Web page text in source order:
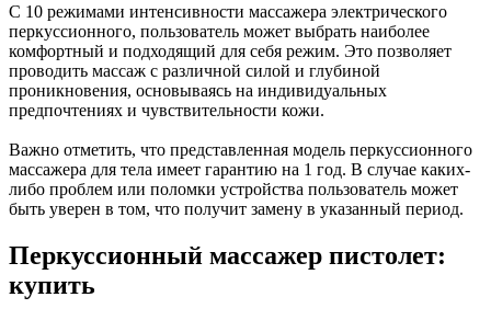
С 10 режимами интенсивности массажера электрического
перкуссионного, пользователь может выбрать наиболее
комфортный и подходящий для себя режим. Это позволяет
проводить массаж с различной силой и глубиной
проникновения, основываясь на индивидуальных
предпочтениях и чувствительности кожи.
Важно отметить, что представленная модель перкуссионного
массажера для тела имеет гарантию на 1 год. В случае каких-
либо проблем или поломки устройства пользователь может
быть уверен в том, что получит замену в указанный период.
Перкуссионный массажер пистолет:
купить